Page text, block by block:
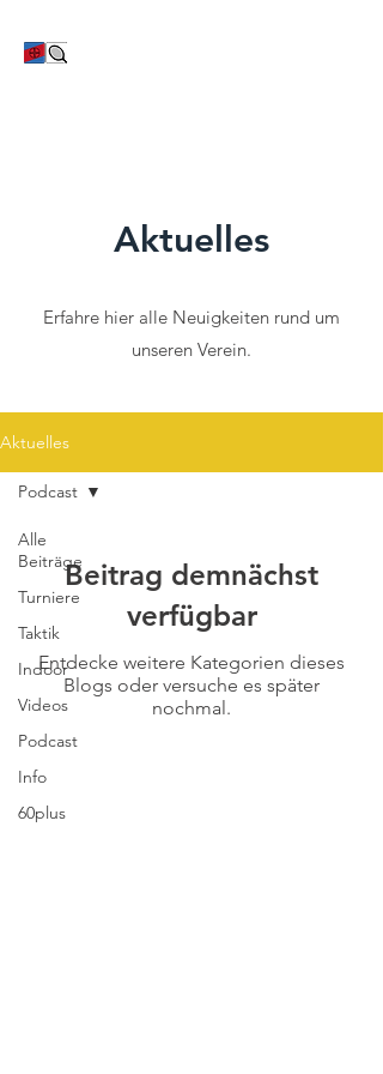
Aktuelles
Erfahre hier alle Neuigkeiten rund um
unseren Verein.
Aktuelles
Alle
Beiträge
Turniere
Taktik
Indoor
Videos
Podcast
Info
60plus
Podcast
Beitrag demnächst
verfügbar
Entdecke weitere Kategorien dieses
Blogs oder versuche es später
nochmal.